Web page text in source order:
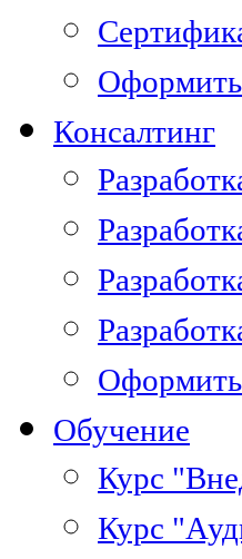
Консалтинг
Обучение
Курс
Курс